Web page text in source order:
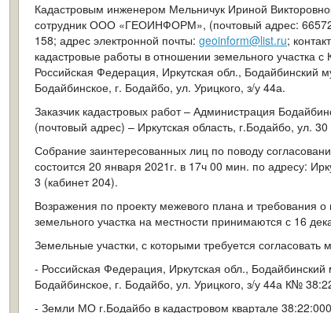
Кадастровым инженером Мельничук Ириной
сотрудник ООО «ГЕОИНФОРМ», (почтовый адрес:
158; адрес электронной почты: geoinform@list.ru;
кадастровые работы в отношении земельного участка
Российская Федерация, Иркутская обл., Бодайбинский
Бодайбинское, г. Бодайбо, ул. Урицкого, з/у 44а.
Заказчик кадастровых работ – Администрация
(почтовый адрес) – Иркутская область, г.Бодайбо, ул.
Собрание заинтересованных лиц по поводу
состоится 20 января 2021г. в 17ч 00 мин. по адресу:
3 (кабинет 204).
Возражения по проекту межевого плана и требования
земельного участка на местности принимаются с 16
Земельные участки, с которыми требуется согласовать
- Российская Федерация, Иркутская обл.,
Бодайбинское, г. Бодайбо, ул. Урицкого, з/у 44а К№
- Земли МО г.Бодайбо в кадастровом квартале